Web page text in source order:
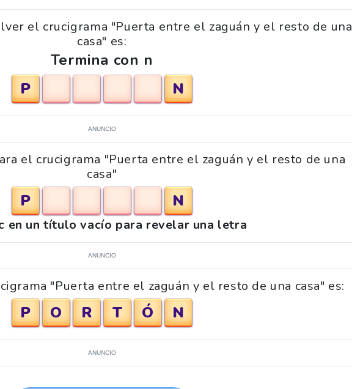
el crucigrama "Puerta entre el zaguán y el resto de una
casa" es:
Termina con n
P
N
ANUNCIO
el crucigrama "Puerta entre el zaguán y el resto de una
casa"
P N
en un título vacío para revelar una letra
ANUNCIO
"Puerta entre el zaguán y el resto de una casa" es:
P O R T Ó N
ANUNCIO